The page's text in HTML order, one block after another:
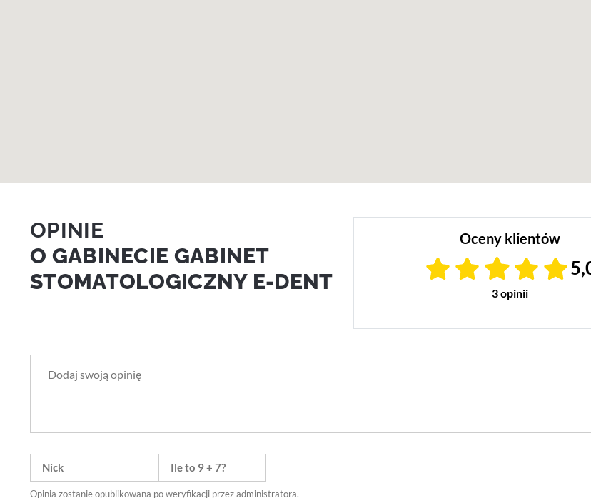
OPINIE
O GABINECIE GABINET
STOMATOLOGICZNY E-DENT
Oceny klientów
3 opinii
Opinia zostanie opublikowana po weryfikacji przez administratora.